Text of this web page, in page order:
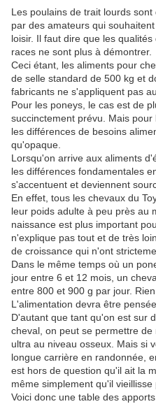
Les poulains de trait lourds
par des amateurs qui
loisir. Il faut dire que les
races ne sont plus à démontrer.
Ceci étant, les aliments pour
de selle standard de 500 kg et
fabricants ne s'appliquent pas
Pour les poneys, le cas est de
succinctement prévu. Mais
les différences de besoins
qu'opaque.
Lorsqu'on arrive aux aliments
les différences fondamentales
s'accentuent et deviennent
En effet, tous les chevaux du
leur poids adulte à peu près au
naissance est plus important
n'explique pas tout et de très
de croissance qui n'ont
Dans le même temps où un
jour entre 6 et 12 mois, un
entre 800 et 900 g par jour.
L'alimentation devra être
D'autant que tant qu'on est sur
cheval, on peut se permettre
ultra au niveau osseux. Mais si
longue carrière en randonnée,
est hors de question qu'il ait la
même simplement qu'il vieillisse
Voici donc une table des